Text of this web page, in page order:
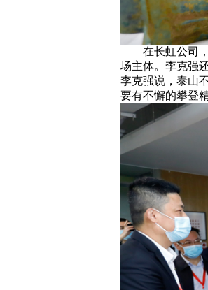
在长虹公司
场主体。李克强
李克强说，泰山
要有不懈的攀登